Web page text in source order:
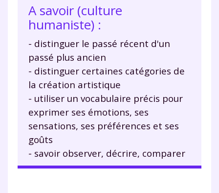
A savoir (culture
humaniste) :
- distinguer le passé récent d'un
passé plus ancien
- distinguer certaines catégories de
la création artistique
- utiliser un vocabulaire précis pour
exprimer ses émotions, ses
sensations, ses préférences et ses
goûts
- savoir observer, décrire, comparer